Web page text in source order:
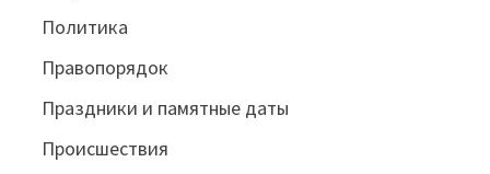
Политика
Правопорядок
Праздники и памятные даты
Происшествия